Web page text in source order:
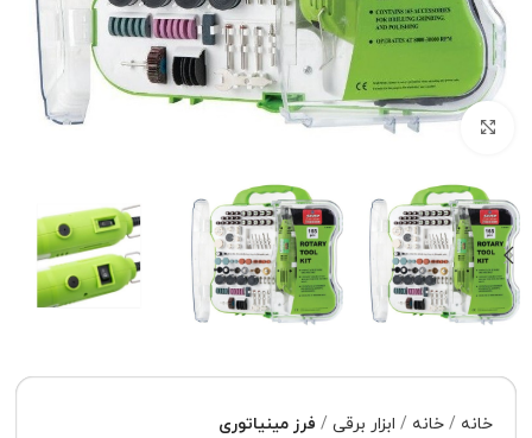
برای بزرگنمایی کلیک کنید
خانه خانه ابزار برقی فرز مینیاتوری